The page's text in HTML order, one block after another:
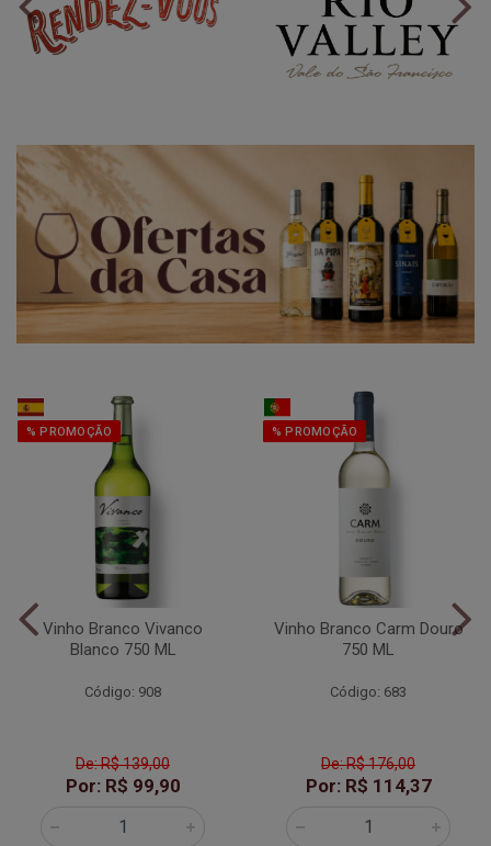
% PROMOÇÃO
Vinho Branco Vivanco
Blanco 750 ML
Código: 908
De: R$ 139,00
Por: R$ 99,90
% PROMOÇÃO
Vinho Branco Carm Douro
750 ML
Código: 683
De: R$ 176,00
Por: R$ 114,37